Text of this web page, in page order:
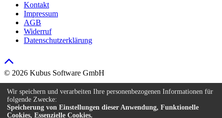
Kontakt
Impressum
AGB
Widerruf
Datenschutzerklärung
© 2026 Kubus Software GmbH
Kontakt
Impressum
AGB
Widerruf
Wir speichern und verarbeiten Ihre personenbezogenen Informationen für
folgende Zwecke:
Speicherung von Einstellungen dieser Anwendung, Funktionelle
Cookies, Essenzielle Cookies.